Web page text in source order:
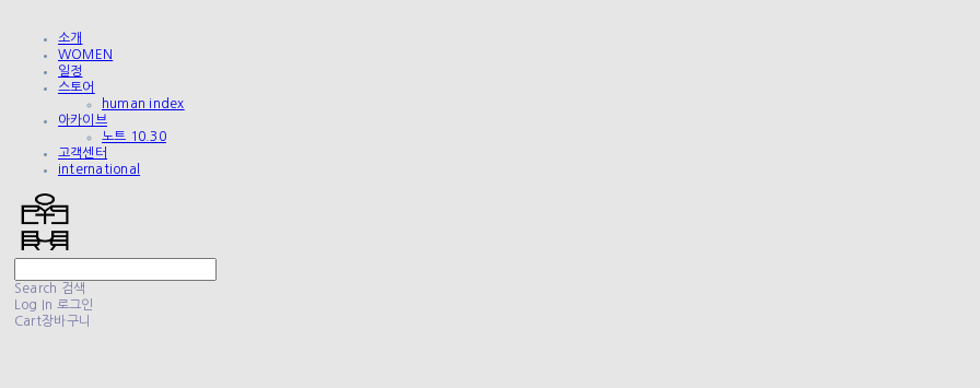
소개
WOMEN
일정
스토어
human index
아카이브
노트 10.30
고객센터
international
Search 검색
Log In 로그인
Cart장바구니